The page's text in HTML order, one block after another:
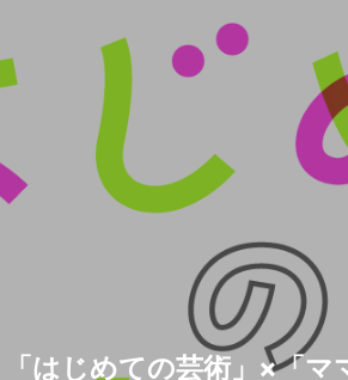
「はじめての芸術」×「